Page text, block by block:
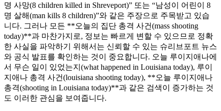
명 사망(8 children killed in Shreveport)” 또는 “남성이 어린이 8
명 살해(man kills 8 children)”와 같은 주장으로 주목받고 있습
니다. 그러나 모든 **오늘의 집단 총격 사건(mass shooting
today)**과 마찬가지로, 정보는 빠르게 변할 수 있으므로 정확
한 사실을 파악하기 위해서는 신뢰할 수 있는 슈리브포트 뉴스
와 공식 발표를 확인하는 것이 중요합니다. 오늘 루이지애나에
서 무슨 일이 있었는지(what happened in Louisiana today), 루이
지애나 총격 사건(louisiana shooting today), **오늘 루이지애나
총격(shooting in Louisiana today)**과 같은 검색이 증가하는 것
도 이러한 관심을 보여줍니다.